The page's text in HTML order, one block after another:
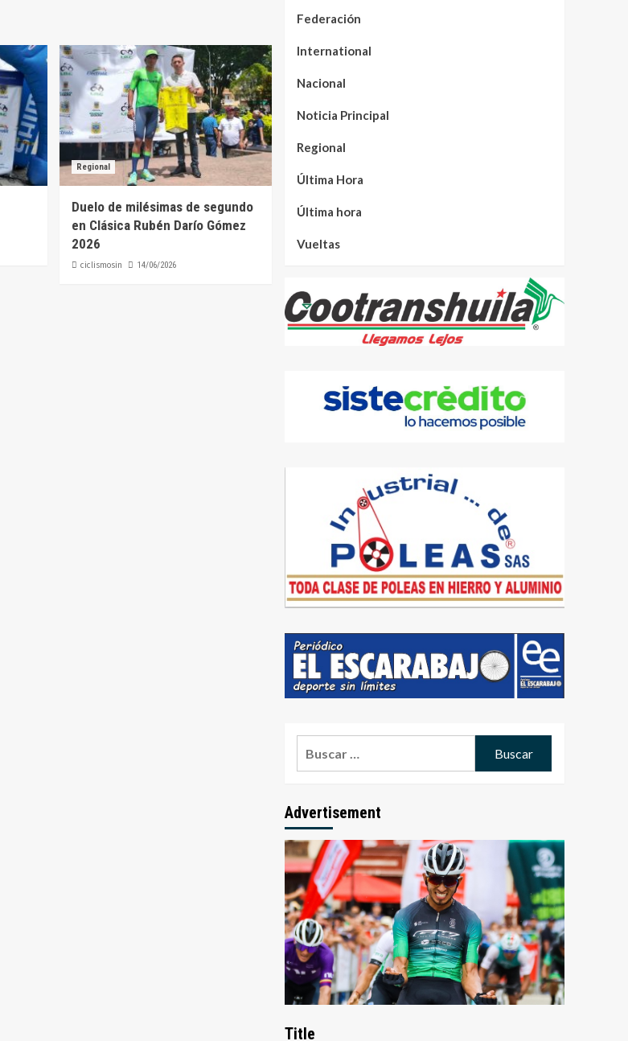
Regional
Duelo de milésimas de segundo
en Clásica Rubén Darío Gómez
2026
ciclismosin 14/06/2026
Federación
International
Nacional
Noticia Principal
Regional
Última Hora
Última hora
Vueltas
Advertisement
Title